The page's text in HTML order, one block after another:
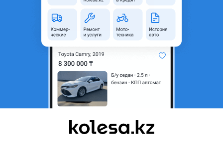
Объявление находится в архиве и может быть
неактуальным.
Алматы, Алматинская
Оригинальность
Оригинал
Возможна рассрочка или
Да